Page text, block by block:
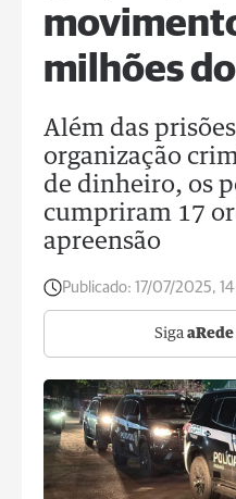
milhões
Além das
organização
de dinheiro, os
cumpriram 17
apreensão
Publicado: 17/07/2025,
Siga aRede